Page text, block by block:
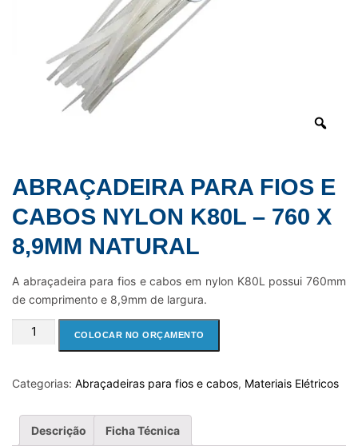
ABRAÇADEIRA PARA FIOS E
CABOS NYLON K80L – 760 X
8,9MM NATURAL
A abraçadeira para fios e cabos em nylon K80L possui 760mm
de comprimento e 8,9mm de largura.
ABRAÇADEIRA
E
NYLON
K80L
COLOCAR NO ORÇAMENTO
Categorias: Abraçadeiras para fios e cabos, Materiais Elétricos
Descrição Ficha Técnica